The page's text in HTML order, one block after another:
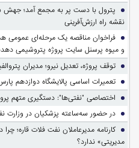
نقشه راه ارزش‌آفرینی
فراخوان مناقصه یک مرحله‌ای عمومی
و میوه پرسنل سایت پروژه پتروشیمی
توقف پروژه، تعدیل نیرو؛ مدیران
تعمیرات اساسی پالایشگاه دوازدهم
اختصاصی "نفتی‌ها": دستگیری متهم
در حضور سه‌ساعته پزشکیان در
کارنامه مدیرعاملان نفت فلات قاره؛
مدیریتی» ندارد؟